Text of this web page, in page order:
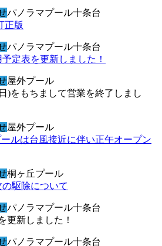
パノラマプール十条台
正版
パノラマプール十条台
定表を更新しました！
屋外プール
)をもちまして営業を終了しまし
屋外プール
ルは台風接近に伴い正午オープン
桐ヶ丘プール
駆除について
パノラマプール十条台
更新しました！
パノラマプール十条台